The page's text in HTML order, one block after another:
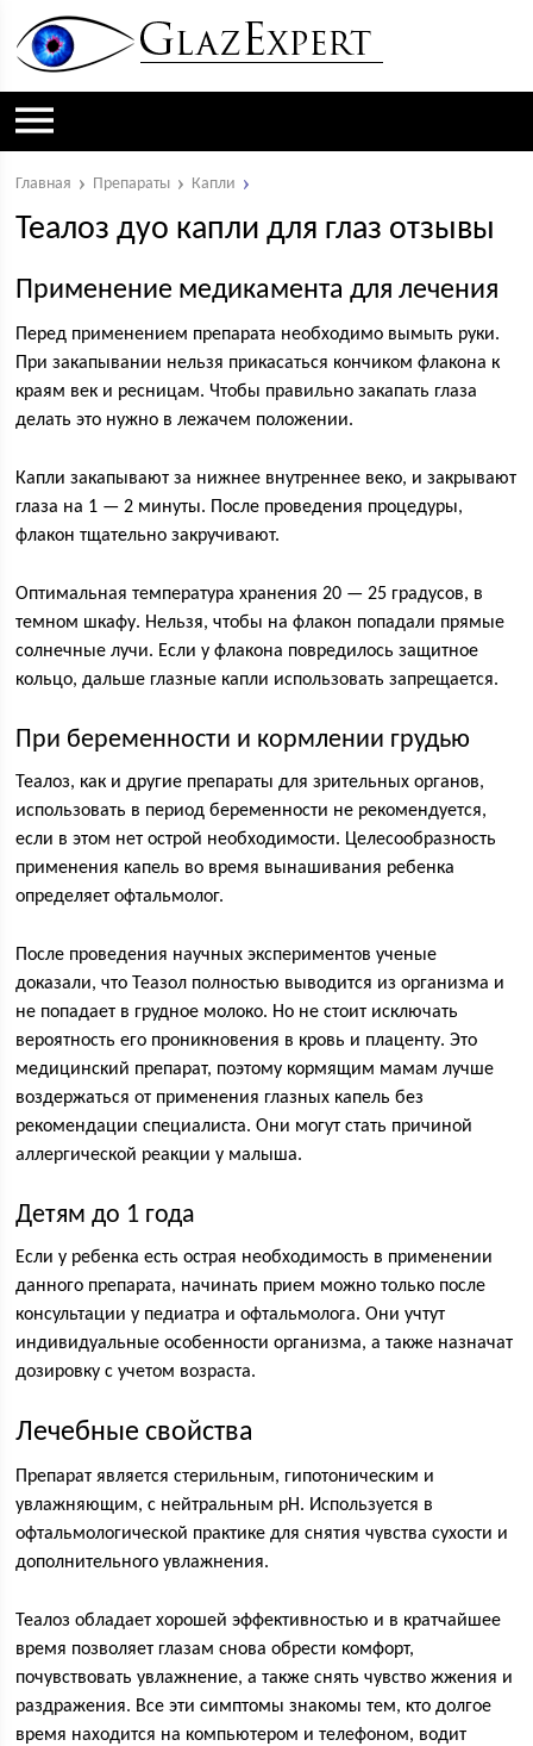
Главная Препараты Капли
Теалоз дуо капли для глаз отзывы
Применение медикамента для лечения
Перед применением препарата необходимо вымыть руки.
При закапывании нельзя прикасаться кончиком флакона к
краям век и ресницам. Чтобы правильно закапать глаза
делать это нужно в лежачем положении.
Капли закапывают за нижнее внутреннее веко, и закрывают
глаза на 1 — 2 минуты. После проведения процедуры,
флакон тщательно закручивают.
Оптимальная температура хранения 20 — 25 градусов, в
темном шкафу. Нельзя, чтобы на флакон попадали прямые
солнечные лучи. Если у флакона повредилось защитное
кольцо, дальше глазные капли использовать запрещается.
При беременности и кормлении грудью
Теалоз, как и другие препараты для зрительных органов,
использовать в период беременности не рекомендуется,
если в этом нет острой необходимости. Целесообразность
применения капель во время вынашивания ребенка
определяет офтальмолог.
После проведения научных экспериментов ученые
доказали, что Теазол полностью выводится из организма и
не попадает в грудное молоко. Но не стоит исключать
вероятность его проникновения в кровь и плаценту. Это
медицинский препарат, поэтому кормящим мамам лучше
воздержаться от применения глазных капель без
рекомендации специалиста. Они могут стать причиной
аллергической реакции у малыша.
Детям до 1 года
Если у ребенка есть острая необходимость в применении
данного препарата, начинать прием можно только после
консультации у педиатра и офтальмолога. Они учтут
индивидуальные особенности организма, а также назначат
дозировку с учетом возраста.
Лечебные свойства
Препарат является стерильным, гипотоническим и
увлажняющим, с нейтральным рН. Используется в
офтальмологической практике для снятия чувства сухости и
дополнительного увлажнения.
Теалоз обладает хорошей эффективностью и в кратчайшее
время позволяет глазам снова обрести комфорт,
почувствовать увлажнение, а также снять чувство жжения и
раздражения. Все эти симптомы знакомы тем, кто долгое
время находится на компьютером и телефоном, водит